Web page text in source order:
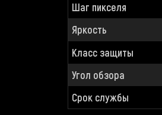
Шаг пикселя
Яркость
Класс защиты
Угол обзора
Срок службы